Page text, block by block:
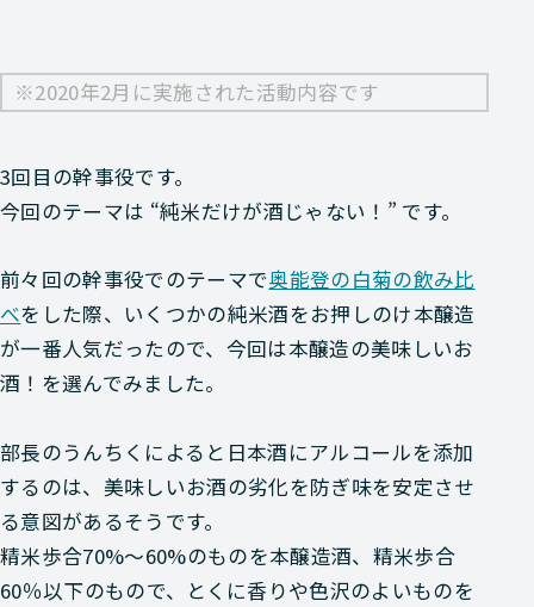
※2020年2月に実施された活動内容です
3回目の幹事役です。
今回のテーマは “純米だけが酒じゃない！” です。
前々回の幹事役でのテーマで奥能登の白菊の飲み比
べをした際、いくつかの純米酒をお押しのけ本醸造
が一番人気だったので、今回は本醸造の美味しいお
酒！ を選んでみました。
部長のうんちくによると日本酒にアルコールを添加
するのは、美味しいお酒の劣化を防ぎ味を安定させ
る意図があるそうです。
精米歩合70%～60%のものを本醸造酒、精米歩合
60％以下のもので、とくに香りや色沢のよいものを